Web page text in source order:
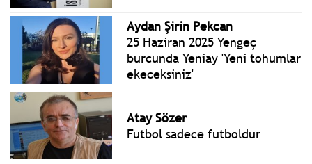
Aydan Şirin Pekcan
25 Haziran 2025 Yengeç
burcunda Yeniay 'Yeni tohumlar
ekeceksiniz'
Atay Sözer
Futbol sadece futboldur